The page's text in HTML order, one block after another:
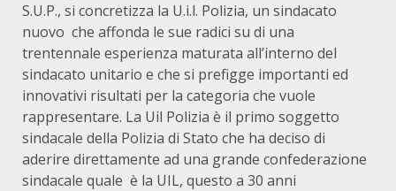
S.U.P., si concretizza la U.i.l. Polizia, un sindacato
nuovo che affonda le sue radici su di una
trentennale esperienza maturata all’interno del
sindacato unitario e che si prefigge importanti ed
innovativi risultati per la categoria che vuole
rappresentare. La Uil Polizia è il primo soggetto
sindacale della Polizia di Stato che ha deciso di
aderire direttamente ad una grande confederazione
sindacale quale è la UIL, questo a 30 anni